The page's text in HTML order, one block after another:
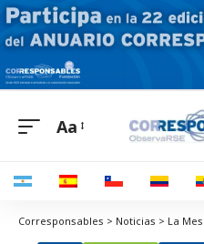
Aa